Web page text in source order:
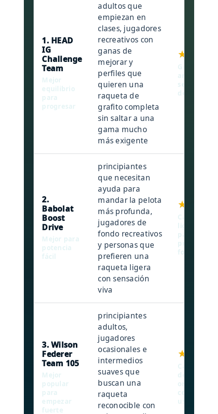
1. HEAD
IG
Challenge
Team
Mejor
equilibrio
para
progresar
adultos que
empiezan en
clases, jugadores
recreativos con
ganas de
mejorar y
perfiles que
quieren una
raqueta de
grafito completa
sin saltar a una
gama mucho
más exigente
Grafito,
amplio y
seria para
desde el
2.
Babolat
Boost
Drive
Mejor para
potencia
fácil
principiantes
que necesitan
ayuda para
mandar la pelota
más profunda,
jugadores de
fondo recreativos
y personas que
prefieren una
raqueta ligera
con sensación
viva
Cabeza
ligero y
para
forzar el
3. Wilson
Federer
Team 105
Mejor
popular
para
empezar
fuerte
principiantes
adultos,
jugadores
ocasionales e
intermedios
suaves que
buscan una
raqueta
reconocible con
Cabeza
de grafito y
control-
uso